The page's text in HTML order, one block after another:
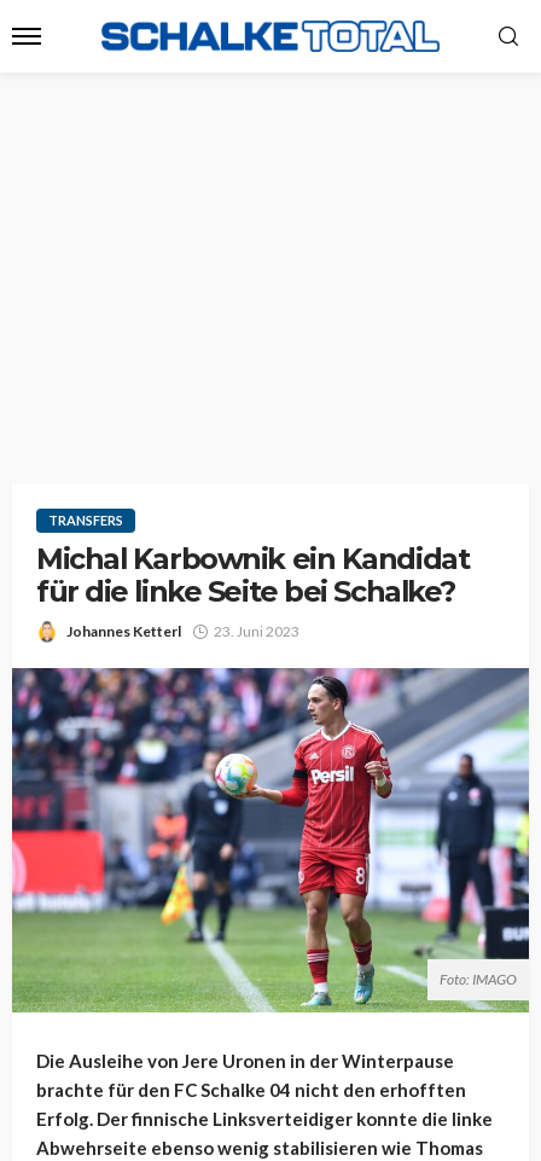
TRANSFERS
Michal Karbownik ein Kandidat
für die linke Seite bei Schalke?
Johannes Ketterl 23. Juni 2023
Foto: IMAGO
Die Ausleihe von Jere Uronen in der Winterpause
brachte für den FC Schalke 04 nicht den erhofften
Erfolg. Der finnische Linksverteidiger konnte die linke
Abwehrseite ebenso wenig stabilisieren wie Thomas